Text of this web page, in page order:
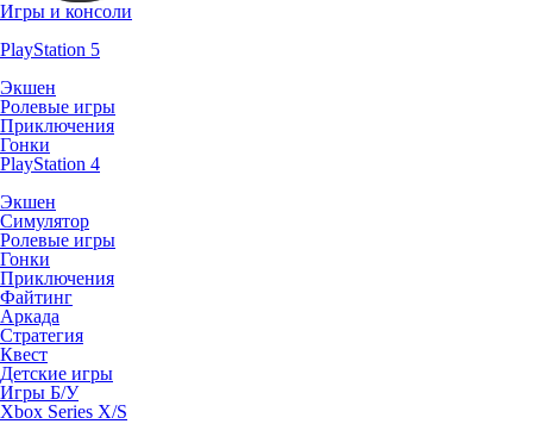
Игры и консоли
PlayStation 5
Экшен
Ролевые игры
Приключения
Гонки
PlayStation 4
Экшен
Симулятор
Ролевые игры
Гонки
Приключения
Файтинг
Аркада
Стратегия
Квест
Детские игры
Игры Б/У
Xbox Series X/S